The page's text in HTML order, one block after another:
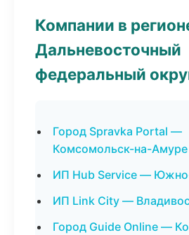
Компании в
Дальневосточный
федеральный
Город Spravka Portal —
Комсомольск-на-Амуре
ИП Hub Service —
ИП Link City —
Город Guide Online —